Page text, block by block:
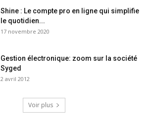
Shine : Le compte pro en ligne qui simplifie
le quotidien...
17 novembre 2020
Gestion électronique: zoom sur la société
Syged
2 avril 2012
Voir plus